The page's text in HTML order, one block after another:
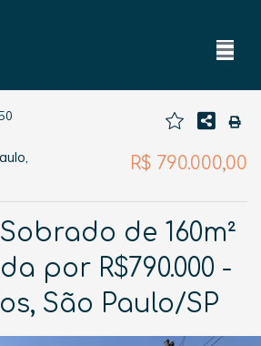
R$ 790.000,00
de 160m²
por R$790.000 -
São Paulo/SP